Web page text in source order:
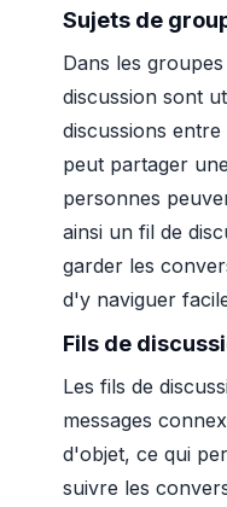
Sujets de
Dans les
discussion sont
discussions
peut partager
personnes
ainsi un fil de
garder les
d'y naviguer
Fils de
Les fils de
messages
d'objet, ce qui
suivre les